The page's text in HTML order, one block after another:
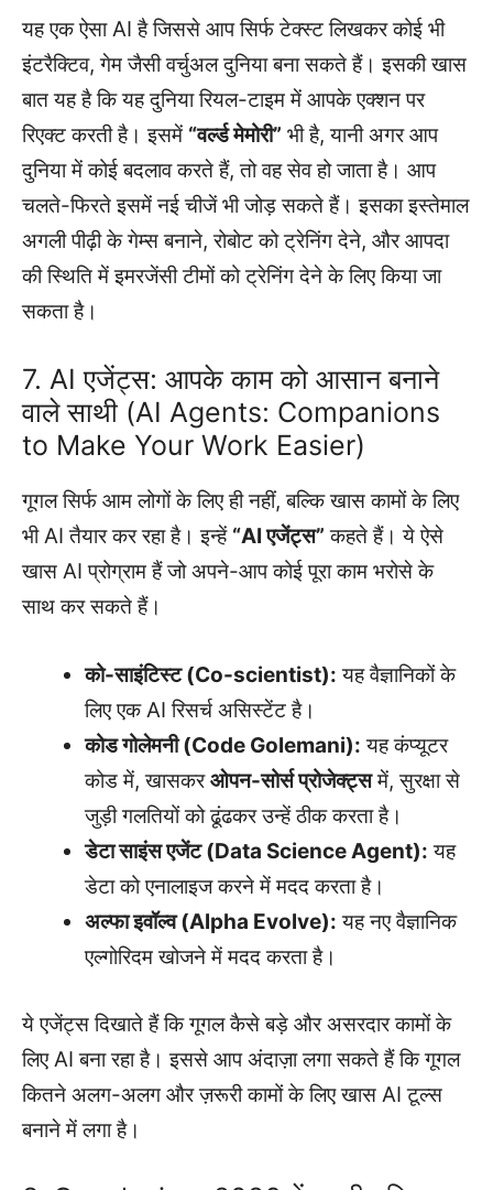
यह एक ऐसा AI है जिससे आप सिर्फ टेक्स्ट लिखकर कोई भी
इंटरैक्टिव, गेम जैसी वर्चुअल दुनिया बना सकते हैं। इसकी खास
बात यह है कि यह दुनिया रियल-टाइम में आपके एक्शन पर
रिएक्ट करती है। इसमें “वर्ल्ड मेमोरी” भी है, यानी अगर आप
दुनिया में कोई बदलाव करते हैं, तो वह सेव हो जाता है। आप
चलते-फिरते इसमें नई चीजें भी जोड़ सकते हैं। इसका इस्तेमाल
अगली पीढ़ी के गेम्स बनाने, रोबोट को ट्रेनिंग देने, और आपदा
की स्थिति में इमरजेंसी टीमों को ट्रेनिंग देने के लिए किया जा
सकता है।
7. AI एजेंट्स: आपके काम को आसान बनाने
वाले साथी (AI Agents: Companions
to Make Your Work Easier)
गूगल सिर्फ आम लोगों के लिए ही नहीं, बल्कि खास कामों के लिए
भी AI तैयार कर रहा है। इन्हें “AI एजेंट्स” कहते हैं। ये ऐसे
खास AI प्रोग्राम हैं जो अपने-आप कोई पूरा काम भरोसे के
साथ कर सकते हैं।
को-साइंटिस्ट (Co-scientist): यह वैज्ञानिकों के
लिए एक AI रिसर्च असिस्टेंट है।
कोड गोलेमनी (Code Golemani): यह कंप्यूटर
कोड में, खासकरओपन-सोर्स प्रोजेक्ट्समें, सुरक्षा से
जुड़ी गलतियों को ढूंढकर उन्हें ठीक करता है।
डेटा साइंस एजेंट (Data Science Agent): यह
डेटा को एनालाइज करने में मदद करता है।
अल्फा इवॉल्व (Alpha Evolve): यह नए वैज्ञानिक
एल्गोरिदम खोजने में मदद करता है।
ये एजेंट्स दिखाते हैं कि गूगल कैसे बड़े और असरदार कामों के
लिए AI बना रहा है। इससे आप अंदाज़ा लगा सकते हैं कि गूगल
कितने अलग-अलग और ज़रूरी कामों के लिए खास AI टूल्स
बनाने में लगा है।